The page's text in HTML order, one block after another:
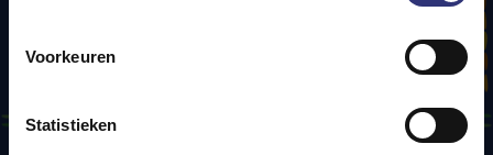
Voorkeuren
Statistieken